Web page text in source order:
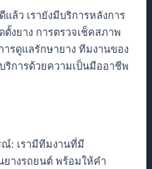
ล้ว เรายังมีบริการหลังการ
งยาง การตรวจเช็คสภาพ
ารดูแลรักษายาง ทีมงานของ
ริการด้วยความเป็นมืออาชีพ
: เรามีทีมงานที่มี
างรถยนต์ พร้อมให้คำ